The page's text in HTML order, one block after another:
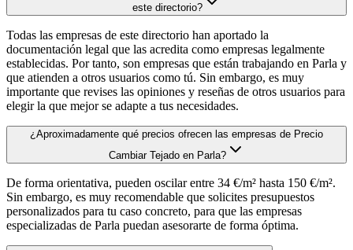
este directorio?
Todas las empresas de este directorio han aportado la
documentación legal que las acredita como empresas legalmente
establecidas. Por tanto, son empresas que están trabajando en Parla y
que atienden a otros usuarios como tú. Sin embargo, es muy
importante que revises las opiniones y reseñas de otros usuarios para
elegir la que mejor se adapte a tus necesidades.
¿Aproximadamente qué precios ofrecen las empresas de Precio
Cambiar Tejado en Parla?
De forma orientativa, pueden oscilar entre 34 €/m² hasta 150 €/m².
Sin embargo, es muy recomendable que solicites presupuestos
personalizados para tu caso concreto, para que las empresas
especializadas de Parla puedan asesorarte de forma óptima.